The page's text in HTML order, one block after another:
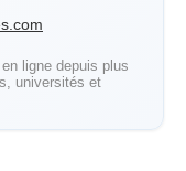
ligne depuis plus
universités et